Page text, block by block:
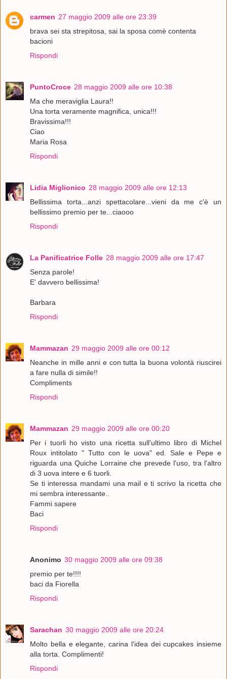
carmen 27 maggio 2009 alle ore 23:39
brava sei sta strepitosa, sai la sposa comè contenta
bacioni
Rispondi
PuntoCroce 28 maggio 2009 alle ore 10:38
Ma che meraviglia Laura!!
Una torta veramente magnifica, unica!!!
Bravissima!!!
Ciao
Maria Rosa
Rispondi
Lidia Miglionico 28 maggio 2009 alle ore 12:13
Bellissima torta...anzi spettacolare...vieni da me c'è un
bellissimo premio per te...ciaooo
Rispondi
La Panificatrice Folle 28 maggio 2009 alle ore 17:47
Senza parole!
E' davvero bellissima!
Barbara
Rispondi
Mammazan 29 maggio 2009 alle ore 00:12
Neanche in mille anni e con tutta la buona volontà riuscirei
a fare nulla di simile!!
Compliments
Rispondi
Mammazan 29 maggio 2009 alle ore 00:20
Per i tuorli ho visto una ricetta sull'ultimo libro di Michel
Roux intitolato " Tutto con le uova" ed. Sale e Pepe e
riguarda una Quiche Lorraine che prevede l'uso, tra l'altro
di 3 uova intere e 6 tuorli.
Se ti interessa mandami una mail e ti scrivo la ricetta che
mi sembra interessante..
Fammi sapere
Baci
Rispondi
Anonimo 30 maggio 2009 alle ore 09:38
premio per te!!!!
baci da Fiorella
Rispondi
Sarachan 30 maggio 2009 alle ore 20:24
Molto bella e elegante, carina l'idea dei cupcakes insieme
alla torta. Complimenti!
Rispondi